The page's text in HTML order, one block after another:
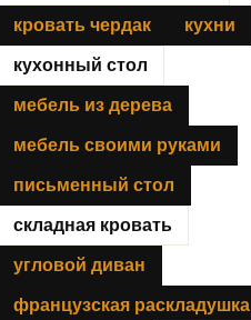
кровать чердак кухни
кухонный стол
мебель из дерева
мебель своими руками
письменный стол
складная кровать
угловой диван
французская раскладушка